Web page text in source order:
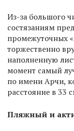
Из-за большого
состязаниям
промежуточных
торжественно
наполненную
момент самый
по имени Арчи,
расстояние в 33
Пляжный и